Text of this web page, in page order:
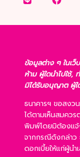
ข้อมูลต่าง ๆ ในเ
ห้าม ผู้ใดนำไปใช้,
มิได้รับอนุญาต ผู้ใ
ธนาคารฯ ขอสงว
ได้ตามเห็นสมคว
พิมพ์โดยมิต้องแจ้
จากกรณีดังกล่าว
ดอกเบี้ยให้แก่ผู้นำ